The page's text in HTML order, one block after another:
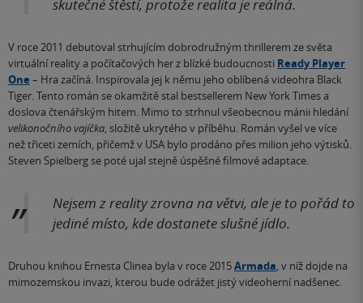
skutečné štěstí, protože realita je reálná.
V roce 2011 debutoval strhujícím dobrodružným thrillerem ze světa
virtuální reality a počítačových her z blízké budoucnosti Ready Player
One – Hra začíná. Inspirovala jej k němu jeho oblíbená videohra Black
Tiger. Tento román se okamžitě stal bestsellerem New York Times a
doslova čtenářským hitem. Mimo to strhnul všeobecnou mánii hledání
velikonočního vajíčka, složitě ukrytého v příběhu. Román vyšel ve více
než třiceti zemích, přičemž v USA bylo prodáno přes milion jeho výtisků.
Steven Spielberg se poté ujal stejně úspěšné filmové adaptace.
Nejsem z reality zrovna na větvi, ale je to pořád to
jediné místo, kde dostanete slušné jídlo.
Druhou knihou Ernesta Clinea byla v roce 2015Armada, v níž dojde na
mimozemskou invazi, kterou bude odrážet jistý videoherní nadšenec.